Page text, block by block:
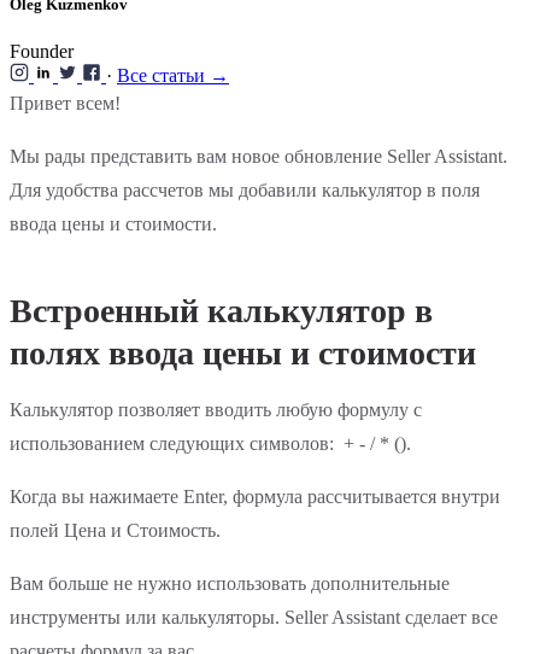
Oleg Kuzmenkov
Founder
· Все статьи →
Привет всем!
Мы рады представить вам новое обновление Seller Assistant.
Для удобства рассчетов мы добавили калькулятор в поля
ввода цены и стоимости.
Встроенный калькулятор в
полях ввода цены и стоимости
Калькулятор позволяет вводить любую формулу с
использованием следующих символов: + - / * ().
Когда вы нажимаете Enter, формула рассчитывается внутри
полей Цена и Стоимость.
Вам больше не нужно использовать дополнительные
инструменты или калькуляторы. Seller Assistant сделает все